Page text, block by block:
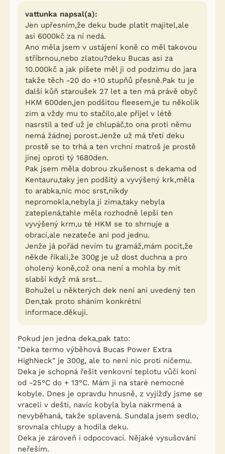
vattunka napsal(a):
Jen upřesním,že deku bude platit majitel,ale
asi 6000kč za ní nedá.
Ano měla jsem v ustájení koně co měl takovou
stříbrnou,nebo zlatou?deku Bucas asi za
10.000kč a jak píšete měl ji od podzimu do jara
takže těch -20 do +10 stupňů přesně.Pak tu je
další kůň staroušek 27 let a ten má právě obyč
HKM 600den,jen podšitou fleesem,je tu několik
zim a vždy mu to stačilo,ale přijel v létě
nasrstil a teď už je chlupáč,to ona proti němu
nemá žádnej porost.Jenže už má třetí deku
prostě se to trhá a ten vrchní matroš je prostě
jinej oproti tý 1680den.
Pak jsem měla dobrou zkušenost s dekama od
Kentauru,taky jen podšitý a vyvýšený krk,měla
to arabka,nic moc srst,nikdy
nepromokla,nebyla jí zima,taky nebyla
zateplená,tahle měla rozhodně lepší ten
vyvýšený krm,u té HKM se to shrnuje a
obrací,ale nezateče ani pod jednu.
Jenže já pořád nevím tu gramáž,mám pocit,že
někde říkali,že 300g je už dost duchna a pro
oholený koně,což ona není a mohla by mít
slabší když má srst...
Bohužel u některých dek není ani uvedený ten
Den,tak proto sháním konkrétní
informace.děkuji.
Pokud jen jedna deka,pak tato:
"Deka termo výběhová Bucas Power Extra
HighNeck" je 300g, ale to není nic proti ničemu.
Deka je schopná řešit venkovní teplotu vůči koni
od -25°C do + 13°C. Mám ji na staré nemocné
kobyle. Dnes je opravdu hnusně, z vyjížďy jsme se
vraceli v dešti, navíc kobyla byla nakrmená a
nevyběhaná, takže splavená. Sundala jsem sedlo,
srovnala chlupy a hodila deku.
Deka je zároveň i odpocovací. Nějaké vysušování
neřeším.